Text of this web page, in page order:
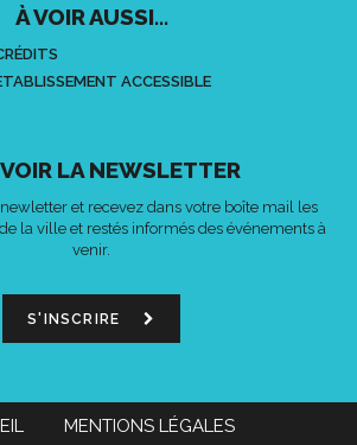
À VOIR AUSSI...
ACCESSIBLE
LA NEWSLETTER
et recevez dans votre boîte mail les
la ville et restés informés des événements à
venir.
S'INSCRIRE
MENTIONS LÉGALES